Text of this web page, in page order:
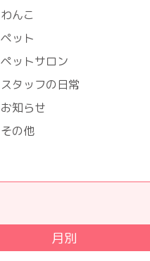
わんこ
ペット
ペットサロン
スタッフの日常
お知らせ
その他
月別